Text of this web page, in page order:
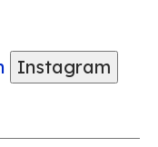
Instagram